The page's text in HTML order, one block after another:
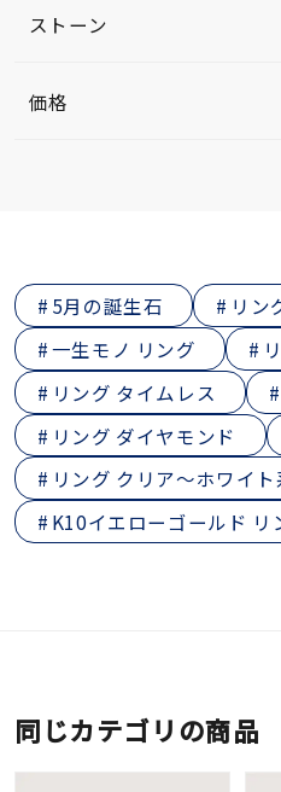
ストーン
価格
5月の誕生石
リン
一生モノ リング
リング タイムレス
リング ダイヤモンド
リング クリア～ホワイ
K10イエローゴールド リ
同じカテゴリの商品